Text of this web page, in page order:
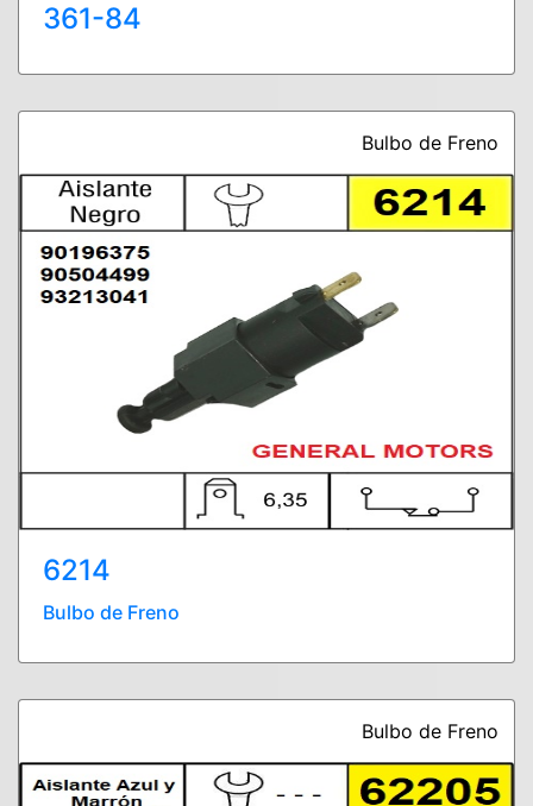
361-84
Bulbo de Freno
6214
Bulbo de Freno
Bulbo de Freno